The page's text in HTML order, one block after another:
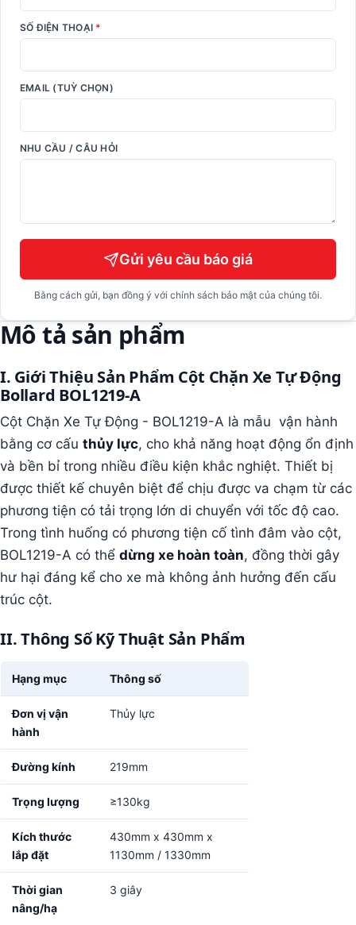
SỐ ĐIỆN THOẠI *
EMAIL (TUỲ CHỌN)
NHU CẦU / CÂU HỎI
Gửi yêu cầu báo giá
Bằng cách gửi, bạn đồng ý với chính sách bảo mật của chúng tôi.
Mô tả sản phẩm
I. Giới Thiệu Sản Phẩm Cột Chặn Xe Tự Động
Bollard BOL1219-A
Cột Chặn Xe Tự Động - BOL1219-A là mẫu vận hành
bằng cơ cấu thủy lực, cho khả năng hoạt động ổn định
và bền bỉ trong nhiều điều kiện khắc nghiệt. Thiết bị
được thiết kế chuyên biệt để chịu được va chạm từ các
phương tiện có tải trọng lớn di chuyển với tốc độ cao.
Trong tình huống có phương tiện cố tình đâm vào cột,
BOL1219-A có thể dừng xe hoàn toàn, đồng thời gây
hư hại đáng kể cho xe mà không ảnh hưởng đến cấu
trúc cột.
II. Thông Số Kỹ Thuật Sản Phẩm
Hạng mục Thông số
Đơn vị vận
hành
Thủy lực
Đường kính 219mm
Trọng lượng ≥130kg
Kích thước
lắp đặt
430mm x 430mm x
1130mm / 1330mm
Thời gian
nâng/hạ
3 giây